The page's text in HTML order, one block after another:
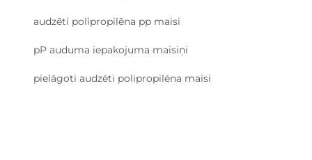
audzēti polipropilēna pp maisi
pP auduma iepakojuma maisiņi
pielāgoti audzēti polipropilēna maisi